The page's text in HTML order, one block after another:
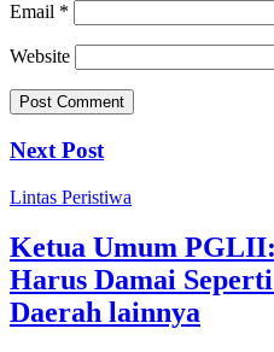
Email *
Website
Next Post
Lintas Peristiwa
Ketua Umum
Harus Damai
Daerah lainnya